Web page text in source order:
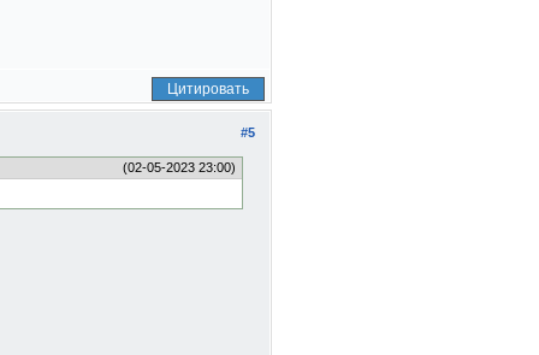
Цитировать
#5
(02-05-2023 23:00)